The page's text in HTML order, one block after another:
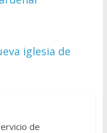
iglesia de
de